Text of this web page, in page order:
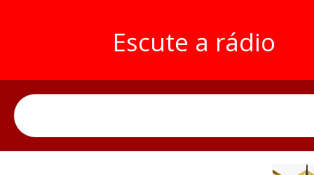
Escute a rádio